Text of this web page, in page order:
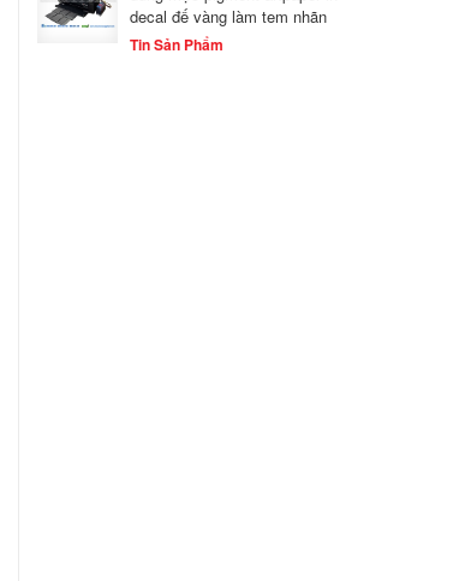
decal đế vàng làm tem nhãn
Tin Sản Phẩm